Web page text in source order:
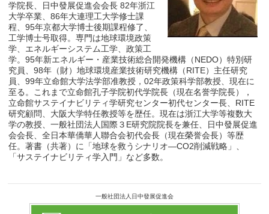
学院長、日中發展促進会会長 82年浙江
大学卒業、86年大連理工大学修士課
程、95年京都大学博士後期課程修了、
工学博士号取得。専門は地球環境政策
学、エネルギーシステム工学、政策工
学。95年新エネルギー・産業技術総合開発機構（NEDO）特別研
究員、98年（財）地球環境産業技術研究機構（RITE）主任研究
員、99年立命館大学法学部准教授，02年政策科学部教授、現在に
至る。これまで立命館孔子学院初代学院長（現在名誉学院長），
立命館サステイナビリティ学研究センター初代センター長、RITE
研究顧問、大阪大学特任教授等を歴任。現在は浙江大学等複数大
学の教授、一般社団法人国際３E研究院院長を兼任、日中發展促進
会会長、全日本華僑華人聯合会初代会長（現在榮誉会長）等歴
任。著書（共著）に「地球を救うシナリオ―CO2削減戦略」、
「サステイナビリティ学入門」など多数。
一般社団法人日中發展促進会